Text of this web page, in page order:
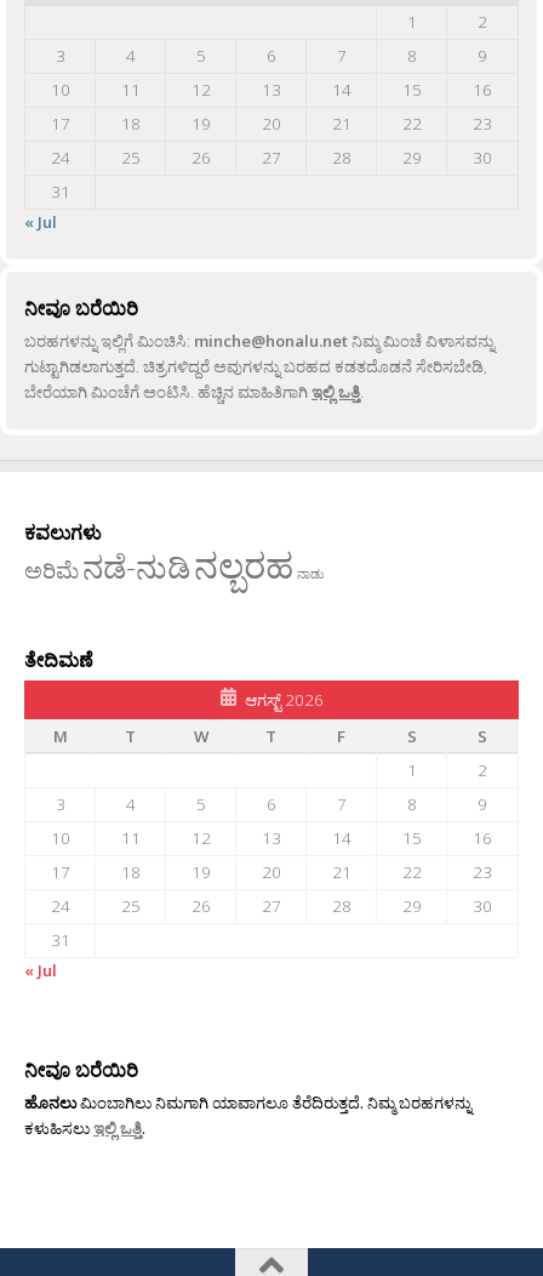
1
2
3
4 5 6 7 8
9
10
11 12 13 14 15
16
17
18 19 20 21 22
23
24
25 26 27 28 29
30
31
« Jul
ನೀವೂ ಬರೆಯಿರಿ
ಬರಹಗಳನ್ನು ಇಲ್ಲಿಗೆ ಮಿಂಚಿಸಿ: minche@honalu.netನಿಮ್ಮ ಮಿಂಚೆ ವಿಳಾಸವನ್ನು
ಗುಟ್ಟಾಗಿಡಲಾಗುತ್ತದೆ. ಚಿತ್ರಗಳಿದ್ದರೆ ಅವುಗಳನ್ನು ಬರಹದ ಕಡತದೊಡನೆ ಸೇರಿಸಬೇಡಿ,
ಬೇರೆಯಾಗಿ ಮಿಂಚೆಗೆ ಅಂಟಿಸಿ. ಹೆಚ್ಚಿನ ಮಾಹಿತಿಗಾಗಿಇಲ್ಲಿ ಒತ್ತಿ.
ಕವಲುಗಳು
ಅರಿಮೆನಡೆ-ನುಡಿನಲ್ಬರಹ ನಾಡು
ತೇದಿಮಣೆ
ಆಗಸ್ಟ್ 2026
M
T W T F S
S
1
2
3
4 5 6 7 8
9
10
11 12 13 14 15
16
17
18 19 20 21 22
23
24
25 26 27 28 29
30
31
« Jul
ನೀವೂ ಬರೆಯಿರಿ
ಹೊನಲುಮಿಂಬಾಗಿಲು ನಿಮಗಾಗಿ ಯಾವಾಗಲೂ ತೆರೆದಿರುತ್ತದೆ. ನಿಮ್ಮ ಬರಹಗಳನ್ನು
ಕಳುಹಿಸಲುಇಲ್ಲಿ ಒತ್ತಿ.